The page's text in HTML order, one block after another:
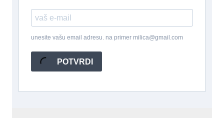
unesite vašu email adresu. na primer milica@gmail.com
POTVRDI